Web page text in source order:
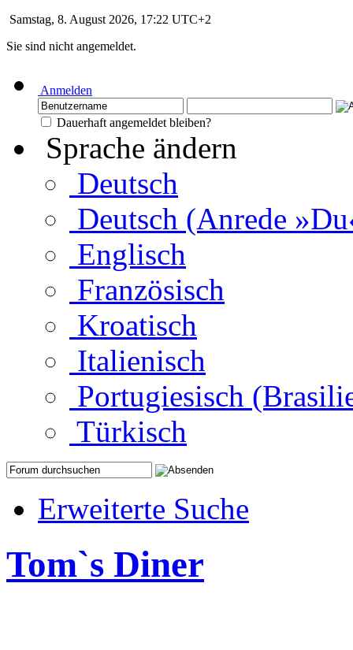
Samstag, 8. August 2026, 17:22 UTC+2
Sie sind nicht angemeldet.
Anmelden
Dauerhaft angemeldet bleiben?
Sprache ändern
Deutsch
Deutsch (Anrede
Englisch
Französisch
Kroatisch
Italienisch
Portugiesisch
Türkisch
Erweiterte Suche
Tom`s Diner